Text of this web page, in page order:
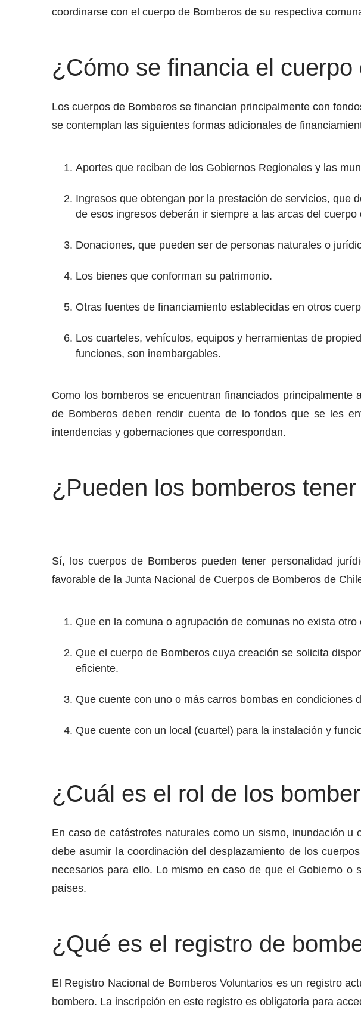
coordinarse con el cuerpo de Bomberos de su respectiva
¿Cómo se financia el cuerpo
Los cuerpos de Bomberos se financian principalmente con
se contemplan las siguientes formas adicionales de
Aportes que reciban de los Gobiernos Regionales y las
Ingresos que obtengan por la prestación de servicios, que
de esos ingresos deberán ir siempre a las arcas del
Donaciones, que pueden ser de personas naturales o
Los bienes que conforman su patrimonio.
Otras fuentes de financiamiento establecidas en otros
Los cuarteles, vehículos, equipos y herramientas de
funciones, son inembargables.
Como los bomberos se encuentran financiados
de Bomberos deben rendir cuenta de lo fondos que se les
intendencias y gobernaciones que correspondan.
¿Pueden los bomberos
Sí, los cuerpos de Bomberos pueden tener personalidad
favorable de la Junta Nacional de Cuerpos de Bomberos de
Que en la comuna o agrupación de comunas no exista
Que el cuerpo de Bomberos cuya creación se solicita
eficiente.
Que cuente con uno o más carros bombas en
Que cuente con un local (cuartel) para la instalación y
¿Cuál es el rol de los
En caso de catástrofes naturales como un sismo, inundación
debe asumir la coordinación del desplazamiento de los
necesarios para ello. Lo mismo en caso de que el Gobierno
países.
¿Qué es el registro de
El Registro Nacional de Bomberos Voluntarios es un registro
bombero. La inscripción en este registro es obligatoria para